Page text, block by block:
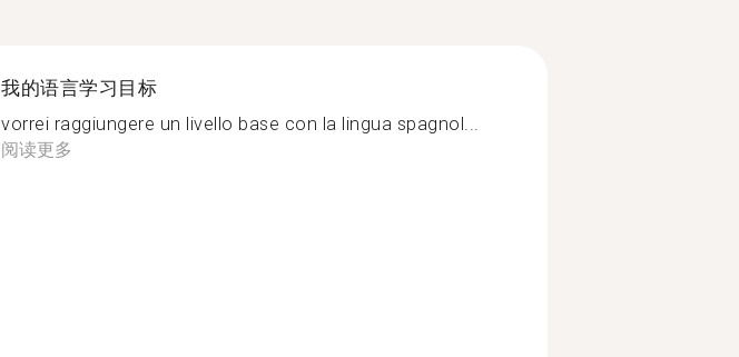
我的语言学习目标
vorrei raggiungere un livello base con la lingua spagnol...
阅读更多